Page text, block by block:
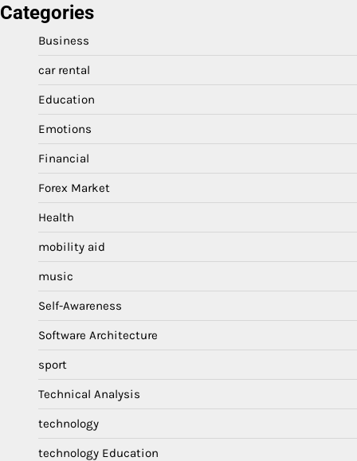
Categories
Business
car rental
Education
Emotions
Financial
Forex Market
Health
mobility aid
music
Self-Awareness
Software Architecture
sport
Technical Analysis
technology
technology Education